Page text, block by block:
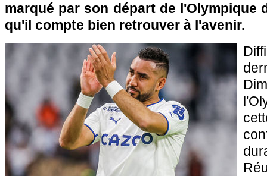
marqué par son départ de l'Olympique
qu'il compte bien retrouver à l'avenir.